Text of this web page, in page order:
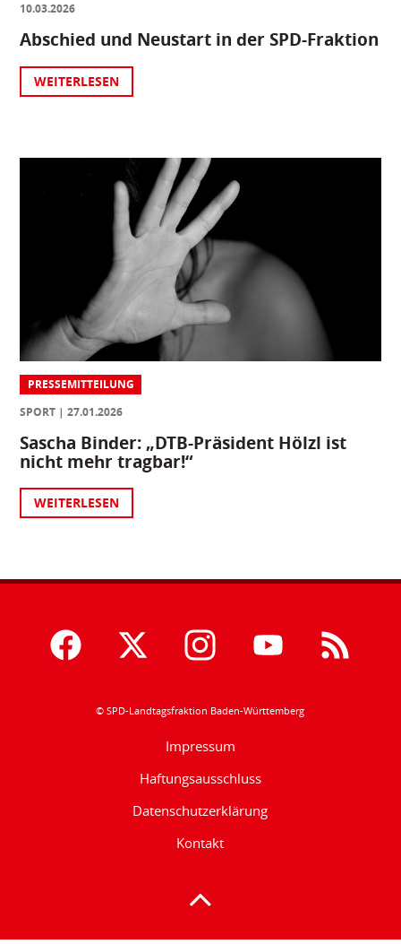
10.03.2026
Abschied und Neustart in der SPD-Fraktion
WEITERLESEN
PRESSEMITTEILUNG
SPORT
27.01.2026
Sascha Binder: „DTB-Präsident Hölzl ist
nicht mehr tragbar!“
WEITERLESEN
© SPD-Landtagsfraktion Baden-Württemberg
Impressum
Haftungsausschluss
Datenschutzerklärung
Kontakt